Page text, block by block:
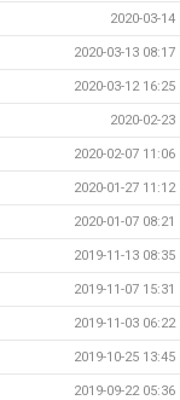
2020-03-14
2020-03-13 08:17
2020-03-12 16:25
2020-02-23
2020-02-07 11:06
2020-01-27 11:12
2020-01-07 08:21
2019-11-13 08:35
2019-11-07 15:31
2019-11-03 06:22
2019-10-25 13:45
2019-09-22 05:36